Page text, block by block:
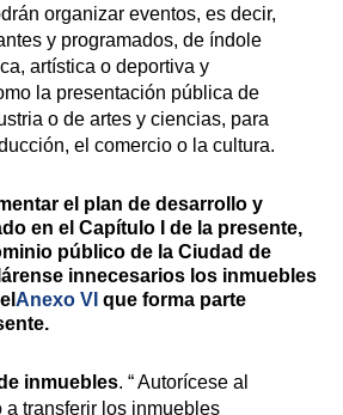
organizar eventos, es decir,
y programados, de índole
artística o deportiva y
la presentación pública de
o de artes y ciencias, para
el comercio o la cultura.
el plan de desarrollo y
en el Capítulo I de la presente,
público de la Ciudad de
innecesarios los inmuebles
Anexo VI que forma parte
inmuebles. “ Autorícese al
a transferir los inmuebles